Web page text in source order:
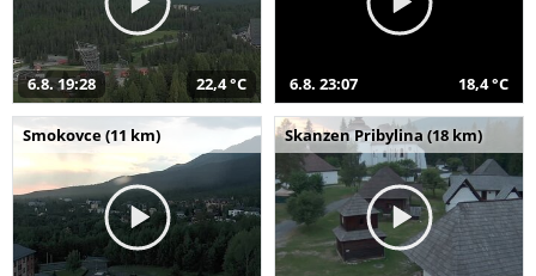
6.8. 19:28 22,4 °C 6.8. 23:07 18,4 °C
Smokovce (11 km) Skanzen Pribylina (18 km)